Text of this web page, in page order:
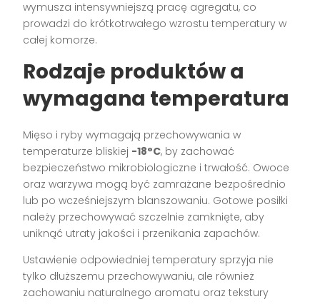
wymusza intensywniejszą pracę agregatu, co
prowadzi do krótkotrwałego wzrostu temperatury w
całej komorze.
Rodzaje produktów a
wymagana temperatura
Mięso i ryby wymagają przechowywania w
temperaturze bliskiej -18°C, by zachować
bezpieczeństwo mikrobiologiczne i trwałość. Owoce
oraz warzywa mogą być zamrażane bezpośrednio
lub po wcześniejszym blanszowaniu. Gotowe posiłki
należy przechowywać szczelnie zamknięte, aby
uniknąć utraty jakości i przenikania zapachów.
Ustawienie odpowiedniej temperatury sprzyja nie
tylko dłuższemu przechowywaniu, ale również
zachowaniu naturalnego aromatu oraz tekstury